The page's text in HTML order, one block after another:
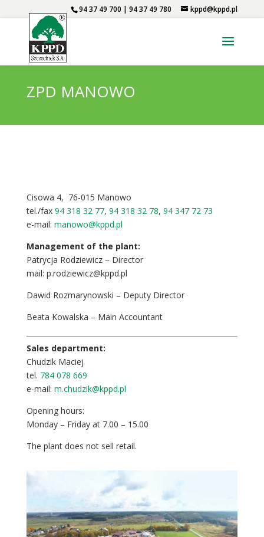
94 37 49 700 | 94 37 49 780 kppd@kppd.pl
ZPD MANOWO
Cisowa 4, 76-015 Manowo
tel./fax 94 318 32 77, 94 318 32 78, 94 347 72 73
e-mail: manowo@kppd.pl
Management of the plant:
Patrycja Rodziewicz – Director
mail: p.rodziewicz@kppd.pl
Dawid Rozmarynowski – Deputy Director
Beata Kowalska – Main Accountant
Sales department:
Chudzik Maciej
tel. 784 078 669
e-mail: m.chudzik@kppd.pl
Opening hours:
Monday – Friday at 7.00 – 15.00
The plant does not sell retail.